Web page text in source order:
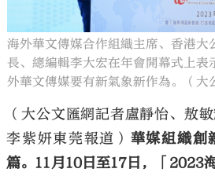
大公文匯
海外華文傳媒合作組織主席、香港大
長、總編輯李大宏在年會開幕式上表
外華文傳媒要有新氣象新作為。（大
（大公文匯網記者盧靜怡、敖
李紫妍東莞報道） 華媒組織創
篇。11月10日至17日，「2023